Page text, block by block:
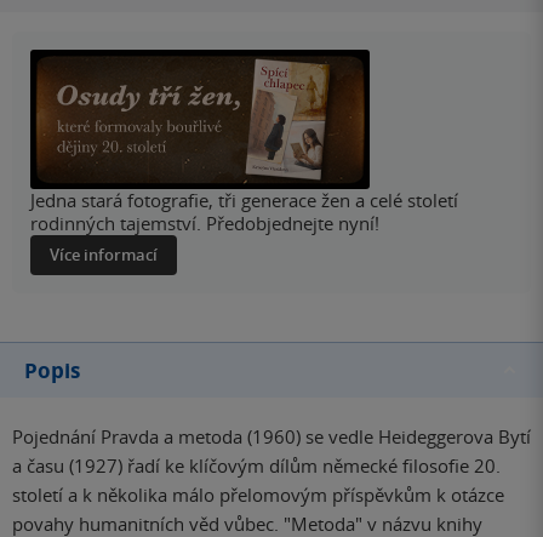
Jedna stará fotografie, tři generace žen a celé století
rodinných tajemství. Předobjednejte nyní!
Více informací
Popis
Pojednání Pravda a metoda (1960) se vedle Heideggerova Bytí
a času (1927) řadí ke klíčovým dílům německé filosofie 20.
století a k několika málo přelomovým příspěvkům k otázce
povahy humanitních věd vůbec. "Metoda" v názvu knihy